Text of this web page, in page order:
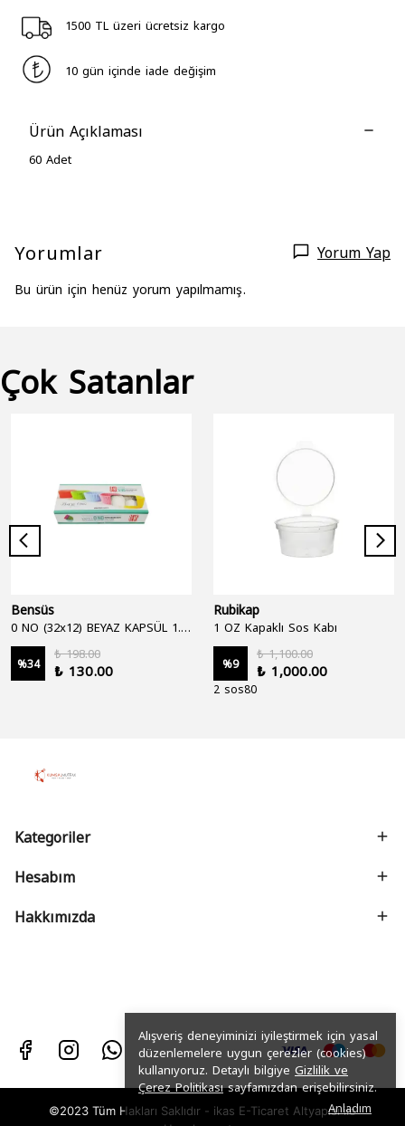
Alışveriş deneyiminizi iyileştirmek için yasal
düzenlemelere uygun çerezler (cookies)
kullanıyoruz. Detaylı bilgiye Gizlilik ve
Çerez Politikasısayfamızdan erişebilirsiniz.
Anladım
1500 TL üzeri ücretsiz kargo
10 gün içinde iade değişim
Ürün Açıklaması
60 Adet
Yorumlar Yorum Yap
Bu ürün için henüz yorum yapılmamış.
Çok Satanlar
Bensüs
%34
₺ 198.00
₺ 130.00
Rubikap
1 OZ Kapaklı Sos Kabı
%9
₺ 1,100.00
₺ 1,000.00
2 sos80
Kategoriler
Hesabım
Hakkımızda
©2023 Tüm Hakları Saklıdır - ikas E-Ticaret Altyapısı ile